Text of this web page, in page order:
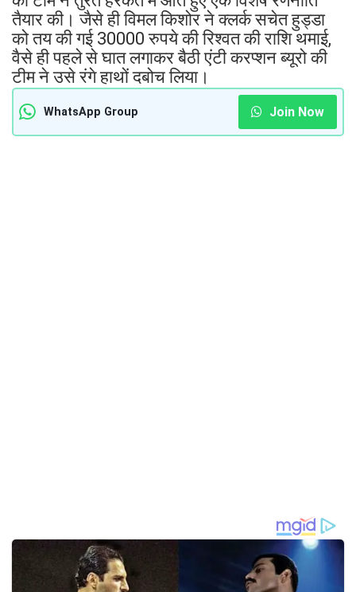
तैयार की। जैसे ही विमल किशोर ने क्लर्क सचेत हुड्डा
को तय की गई 30000 रुपये की रिश्वत की राशि थमाई,
वैसे ही पहले से घात लगाकर बैठी एंटी करप्शन ब्यूरो की
टीम ने उसे रंगे हाथों दबोच लिया।
WhatsApp Group Join Now